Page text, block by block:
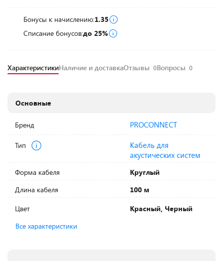
Бонусы к начислению:1.35
Списание бонусов:до 25%
ХарактеристикиНаличие и доставкаОтзывы 0Вопросы 0
Основные
Бренд PROCONNECT
Тип
Кабель для
акустических систем
Форма кабеля
Круглый
Длина кабеля
100 м
Цвет
Красный, Черный
Все характеристики